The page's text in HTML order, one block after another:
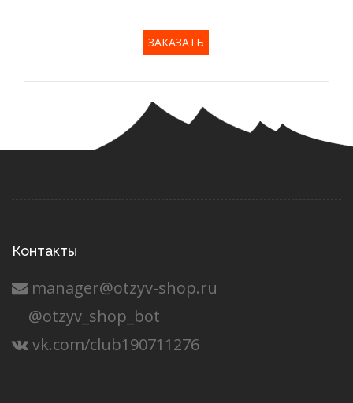
ЗАКАЗАТЬ
Контакты
manager@otzyv-shop.ru
@otzyv_shop_bot
vk.com/club190711276